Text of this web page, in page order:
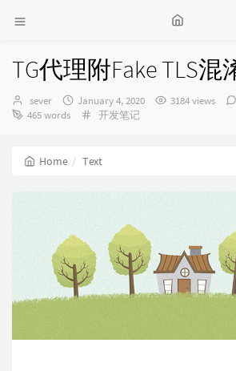
TG代理附Fake TLS混
Author：
sever
发
布
January 4, 2020 3184 views
465 words
Categories：
开发笔记
Home Text